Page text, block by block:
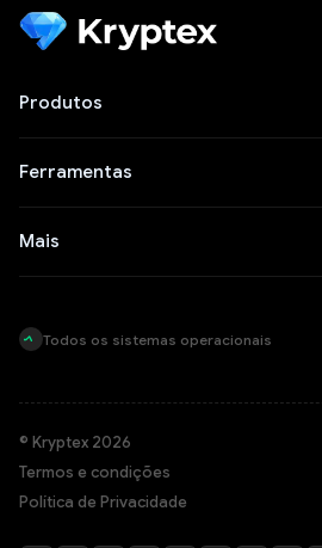
Produtos
Ferramentas
Mais
Todos os sistemas operacionais
© Kryptex 2026
Termos e condições
Política de Privacidade